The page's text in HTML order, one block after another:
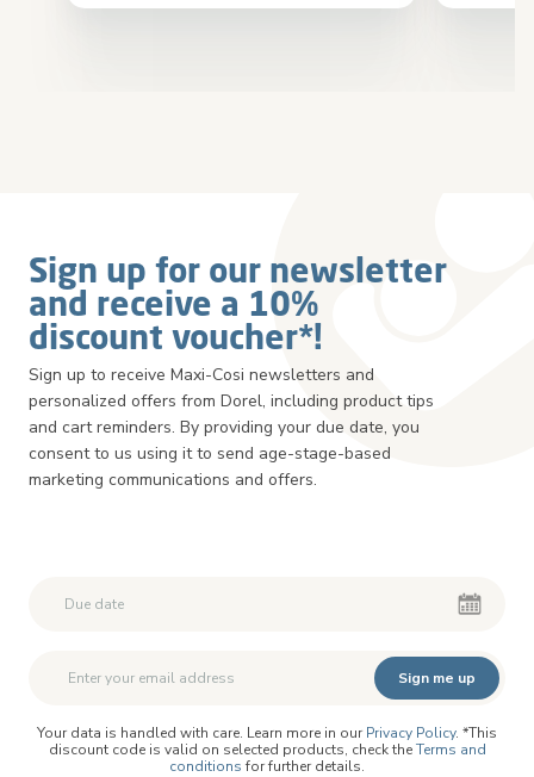
Sign up for our newsletter
and receive a 10%
discount voucher*!
Sign up to receive Maxi-Cosi newsletters and
personalized offers from Dorel, including product tips
and cart reminders. By providing your due date, you
consent to us using it to send age-stage-based
marketing communications and offers.
Second First Name
Sign me up
Your data is handled with care. Learn more in our Privacy Policy. *This
discount code is valid on selected products, check theTerms and
conditions for further details.